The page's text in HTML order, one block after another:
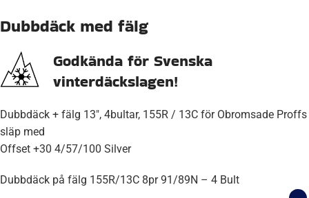
Dubbdäck med fälg
Godkända för Svenska
vinterdäckslagen!
Dubbdäck + fälg 13″, 4bultar, 155R / 13C för Obromsade Proffs
släp med
Offset +30 4/57/100 Silver
Dubbdäck på fälg 155R/13C 8pr 91/89N – 4 Bult